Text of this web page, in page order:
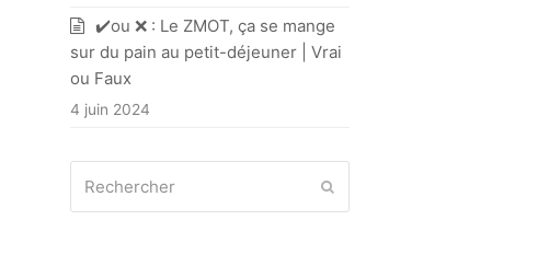
✔️ou ❌ : Le ZMOT, ça se mange
sur du pain au petit-déjeuner | Vrai
ou Faux
4 juin 2024